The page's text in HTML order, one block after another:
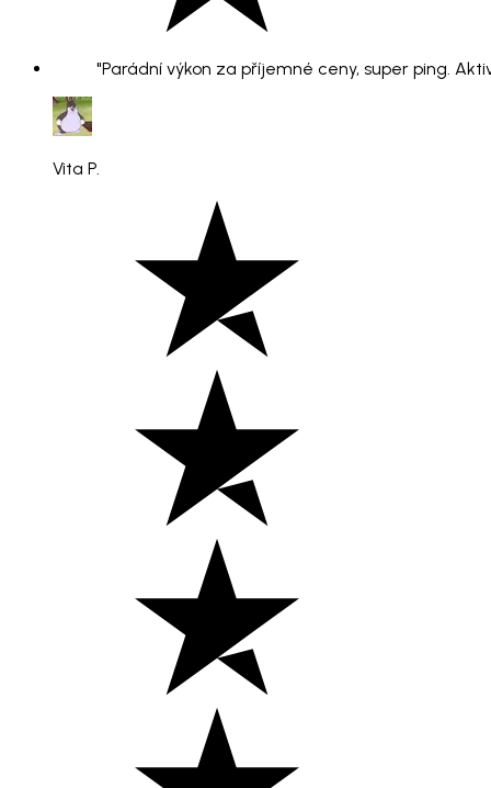
"Parádní výkon za příjemné ceny, super ping.
Vita P.